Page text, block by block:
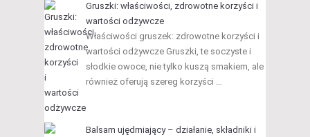
Gruszki: właściwości, zdrowotne korzyści i
wartości odżywcze
Właściwości gruszek: zdrowotne korzyści i
wartości odżywcze Gruszki, te soczyste i
słodkie owoce, nie tylko kuszą smakiem, ale
również oferują szereg korzyści …
Balsam ujędrniający – działanie, składniki i